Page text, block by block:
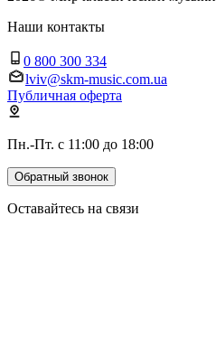
Наши контакты
0 800 300 334
lviv@skm-music.com.ua
Публичная оферта
Пн.-Пт. с 11:00 до 18:00
Обратный звонок
Оставайтесь на связи